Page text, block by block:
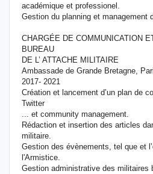
académique et professionel.
Gestion du planning et management
CHARGÉE DE COMMUNICATION
BUREAU
DE L’ ATTACHE MILITAIRE
Ambassade de Grande Bretagne,
2017- 2021
Création et lancement d’un plan de
Twitter
... et community management.
Rédaction et insertion des articles
militaire.
Gestion des évènements, tel que et
l'Armistice.
Gestion administrative des militaires